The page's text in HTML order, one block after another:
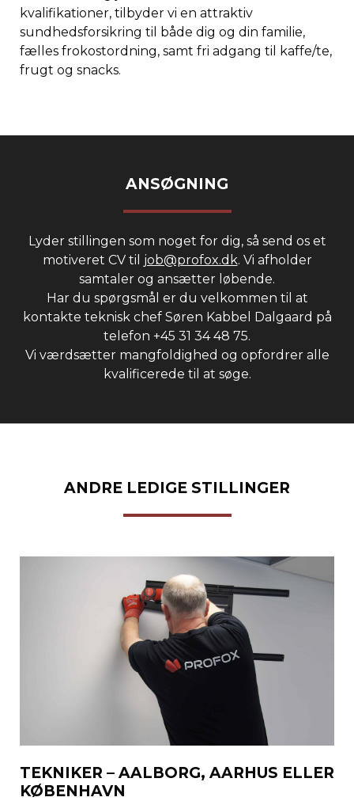
kvalifikationer, tilbyder vi en attraktiv
sundhedsforsikring til både dig og din familie,
fælles frokostordning, samt fri adgang til kaffe/te,
frugt og snacks.
ANSØGNING
Lyder stillingen som noget for dig, så send os et
motiveret CV til job@profox.dk. Vi afholder
samtaler og ansætter løbende.
Har du spørgsmål er du velkommen til at
kontakte teknisk chef Søren Kabbel Dalgaard på
telefon +45 31 34 48 75.
Vi værdsætter mangfoldighed og opfordrer alle
kvalificerede til at søge.
ANDRE LEDIGE STILLINGER
TEKNIKER – AALBORG, AARHUS ELLER
KØBENHAVN